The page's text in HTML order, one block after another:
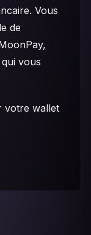
Vous
de
vous
votre wallet